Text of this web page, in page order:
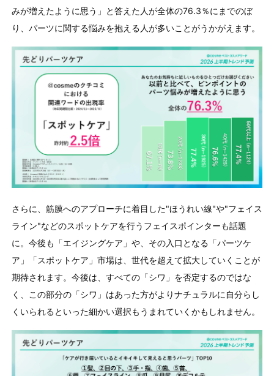
みが増えたように思う」と答えた人が全体の76.3％にまでのぼ
り、パーツに関する悩みを抱える人が多いことがうかがえます。
さらに、筋膜へのアプローチに着目した"ほうれい線"や"フェイス
ライン"などのスポットケアを行うフェイスポインターも話題
に。今後も「エイジングケア」や、その入口となる「パーツケ
ア」「スポットケア」市場は、世代を超えて拡大していくことが
期待されます。今後は、すべての「シワ」を否定するのではな
く、この部分の「シワ」はあった方がよりナチュラルに自分らし
くいられるといった細かい選択もうまれていくかもしれません。